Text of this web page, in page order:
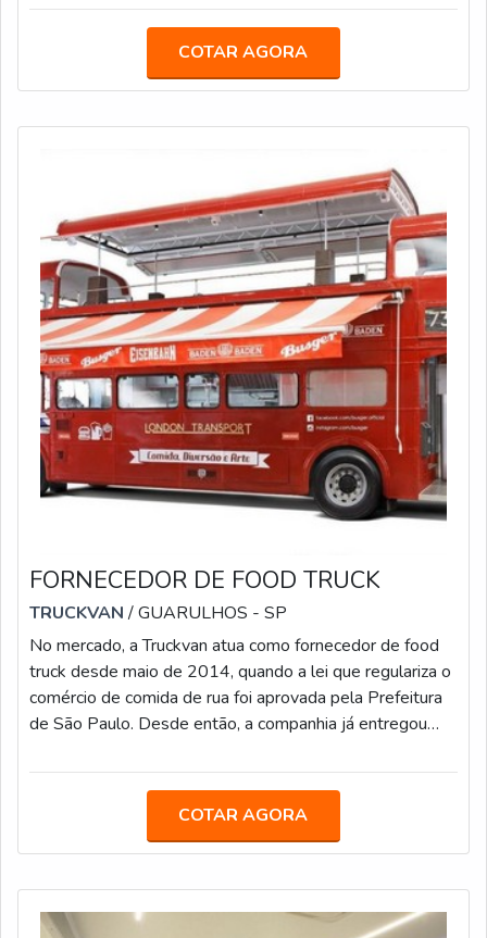
ideia de que é justamente o equipamento que deve se
permitir que eles alcancem topos de árvores,
construções prediais e demais espaços geográficos de
COTAR AGORA
FORNECEDOR DE FOOD TRUCK
TRUCKVAN/ GUARULHOS - SP
No mercado, a Truckvan atua como fornecedor de food
truck desde maio de 2014, quando a lei que regulariza o
comércio de comida de rua foi aprovada pela Prefeitura
de São Paulo. Desde então, a companhia já entregou
deve ao fato que a empresa possui como diferenciais:
lugar do Brasil; Equipe de especialistas em engenharia,
elétrica, hidráulica e mecânica, para fabricar food trucks
COTAR AGORA